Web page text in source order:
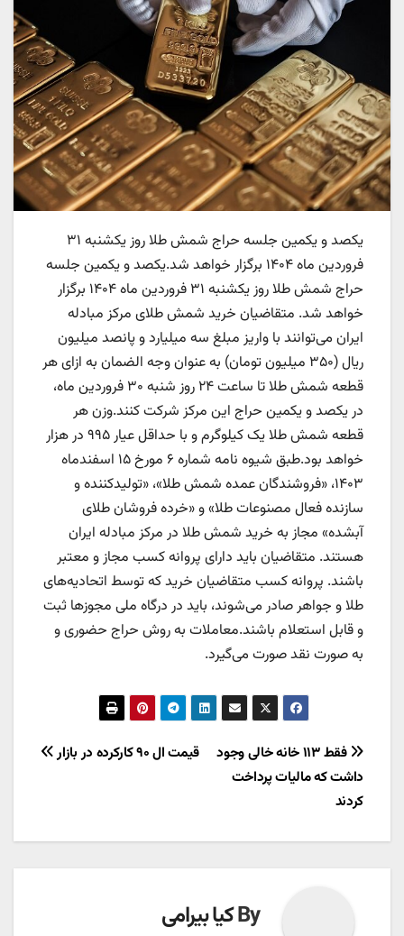
یکصد و یکمین جلسه حراج شمش طلا روز یکشنبه ۳۱
فروردین ماه ۱۴۰۴ برگزار خواهد شد.یکصد و یکمین جلسه
حراج شمش طلا روز یکشنبه ۳۱ فروردین ماه ۱۴۰۴ برگزار
خواهد شد. متقاضیان خرید شمش طلای مرکز مبادله
ایران می‌توانند با واریز مبلغ سه میلیارد و پانصد میلیون
ریال (۳۵۰ میلیون تومان) به عنوان وجه الضمان به ازای هر
قطعه شمش طلا تا ساعت ۲۴ روز شنبه ۳۰ فروردین ماه،
در یکصد و یکمین حراج این مرکز شرکت کنند.وزن هر
قطعه شمش طلا یک کیلوگرم و با حداقل عیار ۹۹۵ در هزار
خواهد بود.طبق شیوه نامه شماره ۶ مورخ ۱۵ اسفندماه
۱۴۰۳، «فروشندگان عمده شمش طلا»، «تولیدکننده و
سازنده فعال مصنوعات طلا» و «خرده فروشان طلای
آبشده» مجاز به خرید شمش طلا در مرکز مبادله ایران
هستند. متقاضیان باید دارای پروانه کسب مجاز و معتبر
باشند. پروانه کسب متقاضیان خرید که توسط اتحادیه‌های
طلا و جواهر صادر می‌شوند، باید در درگاه ملی مجوزها ثبت
و قابل استعلام باشند.معاملات به روش حراج حضوری و
به صورت نقد صورت می‌گیرد.
راهبری
نوشته
قیمت ال ۹۰ کارکرده در بازار
فقط ۱۱۳ خانه خالی وجود
داشت که مالیات پرداخت
کردند
Byکیا بیرامی